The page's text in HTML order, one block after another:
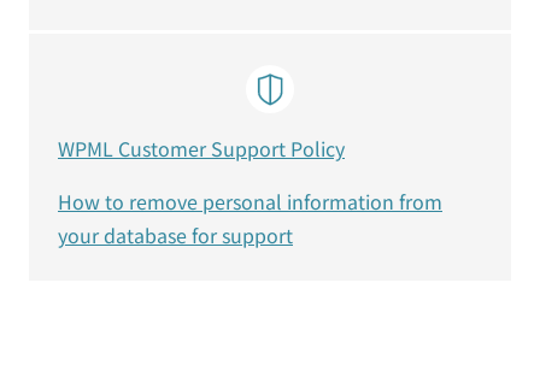
WPML Customer Support Policy
How to remove personal information from
your database for support